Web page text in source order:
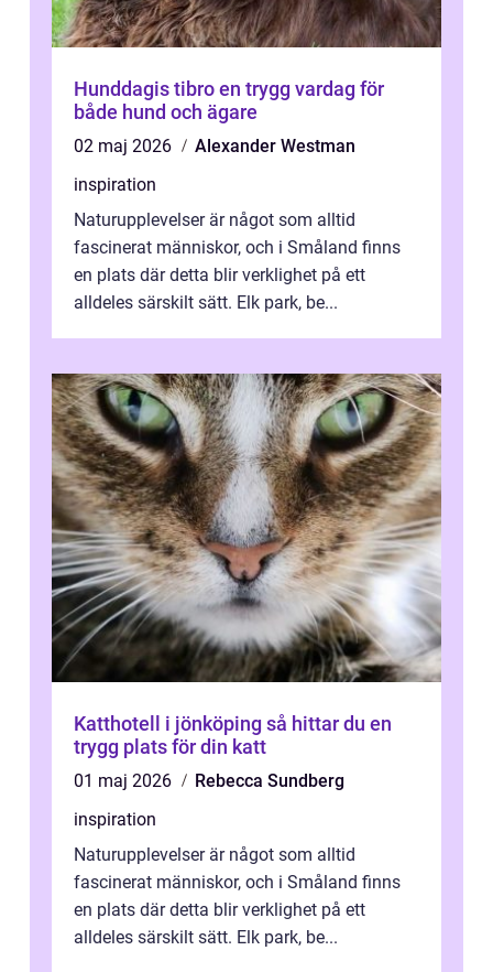
Hunddagis tibro en trygg vardag för
både hund och ägare
02 maj 2026
Alexander Westman
inspiration
Naturupplevelser är något som alltid
fascinerat människor, och i Småland finns
en plats där detta blir verklighet på ett
alldeles särskilt sätt. Elk park, be...
Katthotell i jönköping så hittar du en
trygg plats för din katt
01 maj 2026
Rebecca Sundberg
inspiration
Naturupplevelser är något som alltid
fascinerat människor, och i Småland finns
en plats där detta blir verklighet på ett
alldeles särskilt sätt. Elk park, be...